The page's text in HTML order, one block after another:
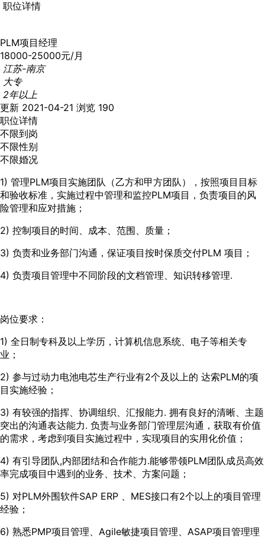
职位详情
PLM项目经理
18000-25000元/月
江苏-南京
大专
2年以上
更新 2021-04-21 浏览 190
职位详情
不限到岗
不限性别
不限婚况
1) 管理PLM项目实施团队（乙方和甲方团队），按照项目目标
和验收标准，实施过程中管理和监控PLM项目，负责项目的风
险管理和应对措施；
2) 控制项目的时间、成本、范围、质量；
3) 负责和业务部门沟通，保证项目按时保质交付PLM 项目；
4) 负责项目管理中不同阶段的文档管理、知识转移管理.
岗位要求：
1) 全日制专科及以上学历，计算机信息系统、电子等相关专
业；
2) 参与过动力电池电芯生产行业有2个及以上的 达索PLM的项
目实施经验；
3) 有较强的指挥、协调组织、汇报能力. 拥有良好的清晰、主题
突出的沟通表达能力. 负责与业务部门管理层沟通，获取有价值
的需求，考虑到项目实施过程中，实现项目的实用化价值；
4) 有引导团队,内部团结和合作能力.能够带领PLM团队成员高效
率完成项目中遇到的业务、技术、方案问题；
5) 对PLM外围软件SAP ERP 、MES接口有2个以上的项目管理
经验；
6) 熟悉PMP项目管理、Agile敏捷项目管理、ASAP项目管理理